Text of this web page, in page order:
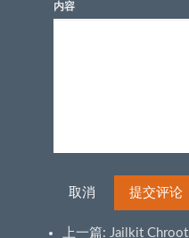
内容
取消 提交评论
上一篇: Jailkit Chroot